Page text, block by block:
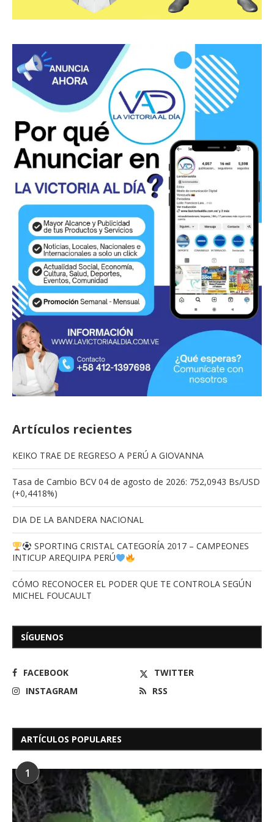
Artículos recientes
KEIKO TRAE DE REGRESO A PERÚ A GIOVANNA
Tasa de Cambio BCV 04 de agosto de 2026: 752,0943 Bs/USD
(+0,4418%)
DIA DE LA BANDERA NACIONAL
SPORTING CRISTAL CATEGORÍA 2017 – CAMPEONES
INTICUP AREQUIPA PERÚ
CÓMO RECONOCER EL PODER QUE TE CONTROLA SEGÚN
MICHEL FOUCAULT
SÍGUENOS
FACEBOOK
TWITTER
INSTAGRAM
RSS
ARTÍCULOS POPULARES
1